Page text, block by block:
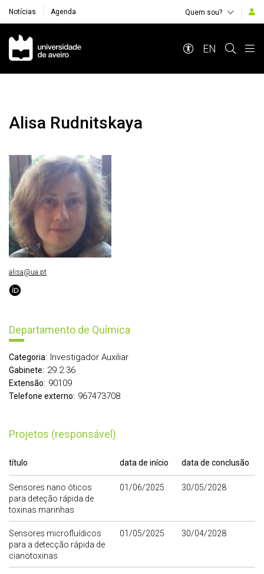
Notícias Agenda Quem sou?
Navegação Principal
EN
Alisa Rudnitskaya
Departamento de Química
Categoria: Investigador Auxiliar
Gabinete: 29.2.36
Extensão: 90109
Telefone externo: 967473708
Projetos (responsável)
título data de início data de conclusão
Sensores nano óticos
para deteção rápida de
toxinas marinhas
01/06/2025 30/05/2028
Sensores microfluídicos
para a detecção rápida de
cianotoxinas
01/05/2025 30/04/2028
alisa@ua.pt